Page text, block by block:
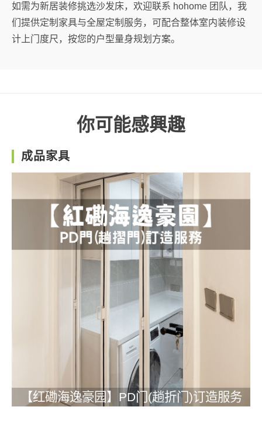
如需为新居装修挑选沙发床，欢迎联系 hohome 团队，我
们提供定制家具与全屋定制服务，可配合整体室内装修设
计上门度尺，按您的户型量身规划方案。
你可能感興趣
成品家具
【红磡海逸豪园】PD门(趟折门)订造服务